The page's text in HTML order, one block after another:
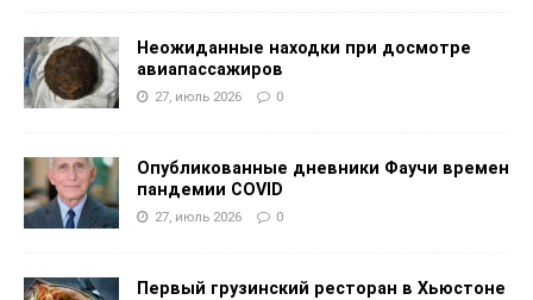
Неожиданные находки при досмотре
авиапассажиров
27, июль 2026 0
Опубликованные дневники Фаучи времен
пандемии COVID
27, июль 2026 0
Первый грузинский ресторан в Хьюстоне